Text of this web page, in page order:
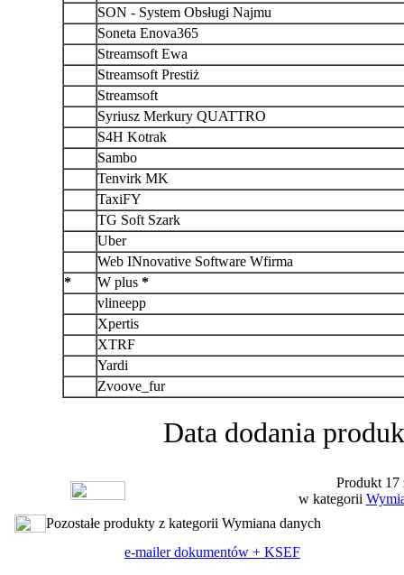
SON - System Obsługi Najmu
Soneta Enova365
Streamsoft Ewa
Streamsoft Prestiż
Streamsoft
Syriusz Merkury QUATTRO
S4H Kotrak
Sambo
Tenvirk MK
TaxiFY
TG Soft Szark
Uber
Web INnovative Software Wfirma
*
W plus *
vlineepp
Xpertis
XTRF
Yardi
Zvoove_fur
Data dodania
Produkt 17
w kategorii
Pozostałe produkty z kategorii Wymiana danych
e-mailer dokumentów + KSEF